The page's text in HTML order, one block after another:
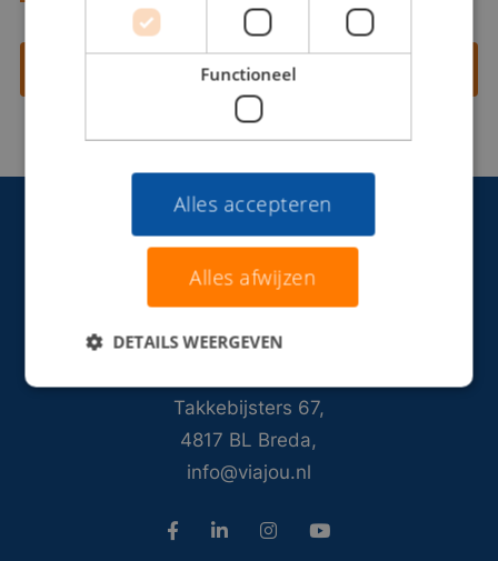
Contact opnemen
Takkebijsters 67,
4817 BL Breda,
info@viajou.nl
Functioneel
Alles accepteren
Alles afwijzen
DETAILS WEERGEVEN